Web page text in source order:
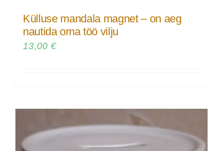
Külluse mandala magnet – on aeg
nautida oma töö vilju
13,00 €